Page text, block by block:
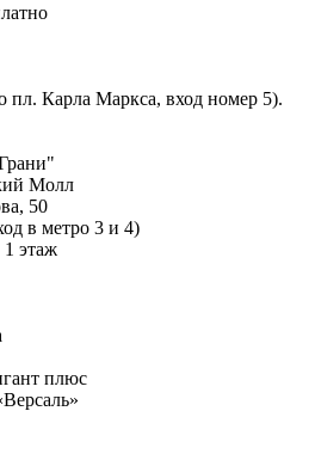
пл. Карла Маркса, вход номер 5).
Молл
50
в метро 3 и 4)
этаж
плюс